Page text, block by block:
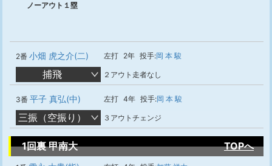
ノーアウト１塁
2番 小畑 虎之介(二) 左打 2年 投手:岡 本 駿
捕飛 ２アウト走者なし
3番 平子 真弘(中) 左打 4年 投手:岡 本 駿
三振（空振り） ３アウトチェンジ
1回裏 甲南大 TOPへ